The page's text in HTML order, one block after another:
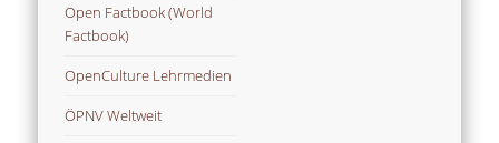
Open Factbook (World
Factbook)
OpenCulture Lehrmedien
ÖPNV Weltweit